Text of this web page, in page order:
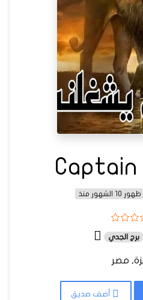
Captain
10 الشهور منذ
برج الجدي
مصر
أضف صديق